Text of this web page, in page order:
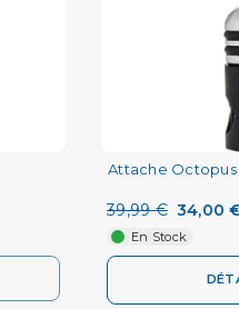
Attache Octopus
39,99 € 34,00
En Stock